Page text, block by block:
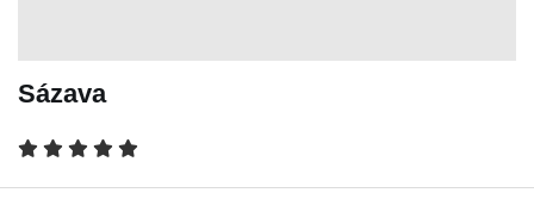
Sázava